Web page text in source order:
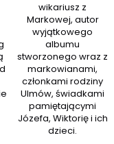
wikariusz z
Markowej, autor
wyjątkowego
albumu
stworzonego wraz z
markowianami,
członkami rodziny
Ulmów, świadkami
pamiętającymi
Józefa, Wiktorię i ich
dzieci.